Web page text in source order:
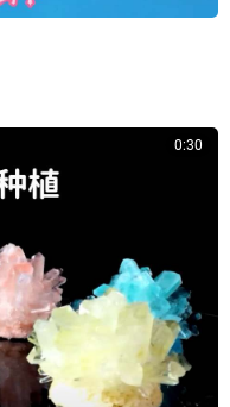
0:30